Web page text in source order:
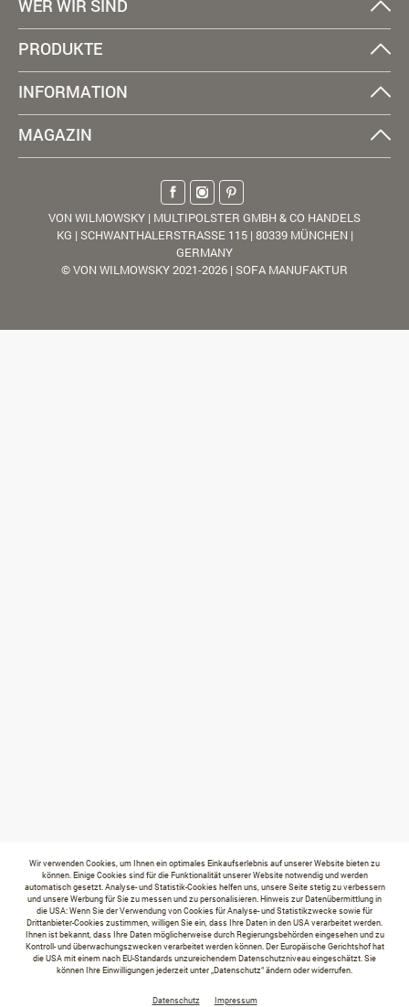
WER WIR SIND
PRODUKTE
INFORMATION
MAGAZIN
VON WILMOWSKY | MULTIPOLSTER GMBH & CO HANDELS
KG | SCHWANTHALERSTRASSE 115 | 80339 MÜNCHEN |
GERMANY
© VON WILMOWSKY 2021-2026 | SOFA MANUFAKTUR
Wir verwenden Cookies, um Ihnen ein optimales Einkaufserlebnis auf unserer Website bieten zu
können. Einige Cookies sind für die Funktionalität unserer Website notwendig und werden
automatisch gesetzt. Analyse- und Statistik-Cookies helfen uns, unsere Seite stetig zu verbessern
und unsere Werbung für Sie zu messen und zu personalisieren. Hinweis zur Datenübermittlung in
die USA: Wenn Sie der Verwendung von Cookies für Analyse- und Statistikzwecke sowie für
Drittanbieter-Cookies zustimmen, willigen Sie ein, dass Ihre Daten in den USA verarbeitet werden.
Ihnen ist bekannt, dass Ihre Daten möglicherweise durch Regierungsbehörden eingesehen und zu
Kontroll- und überwachungszwecken verarbeitet werden können. Der Europäische Gerichtshof hat
die USA mit einem nach EU-Standards unzureichendem Datenschutzniveau eingeschätzt. Sie
können Ihre Einwilligungen jederzeit unter „Datenschutz“ ändern oder widerrufen.
Datenschutz Impressum